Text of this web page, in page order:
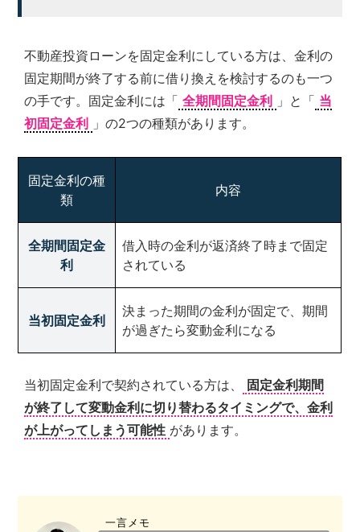
不動産投資ローンを固定金利にしている方は、金利の
固定期間が終了する前に借り換えを検討するのも一つ
の手です。固定金利には「 全期間固定金利 」と「 当
初固定金利 」の2つの種類があります。
固定金利の種
類
内容
全期間固定金
利
借入時の金利が返済終了時まで固定
されている
当初固定金利
決まった期間の金利が固定で、期間
が過ぎたら変動金利になる
当初固定金利で契約されている方は、
固定金利期間
が終了して変動金利に切り替わるタイミングで、金利
が上がってしまう可能性 があります。
一言メモ